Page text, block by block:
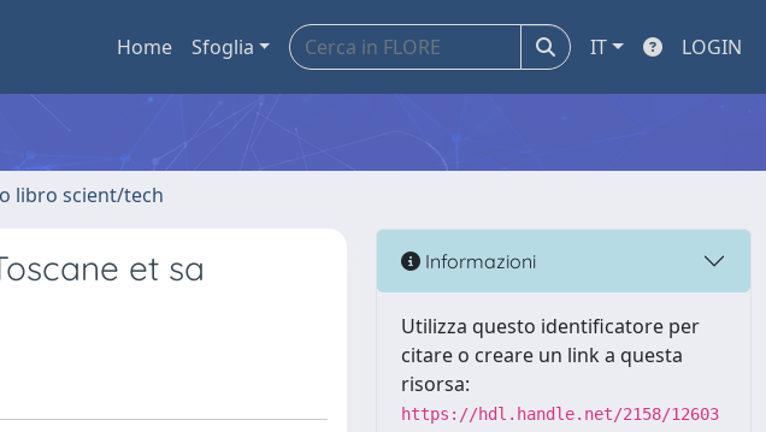
Home Sfoglia IT LOGIN
libro scient/tech
et sa
Informazioni
Utilizza questo identificatore per
citare o creare un link a questa
risorsa:
https://hdl.handle.net/2158/12603